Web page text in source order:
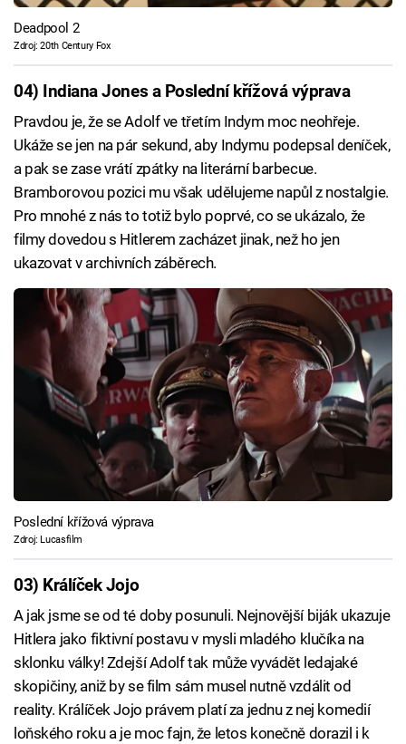
Deadpool 2
Zdroj: 20th Century Fox
04) Indiana Jones a Poslední křížová výprava
Pravdou je, že se Adolf ve třetím Indym moc neohřeje.
Ukáže se jen na pár sekund, aby Indymu podepsal deníček,
a pak se zase vrátí zpátky na literární barbecue.
Bramborovou pozici mu však udělujeme napůl z nostalgie.
Pro mnohé z nás to totiž bylo poprvé, co se ukázalo, že
filmy dovedou s Hitlerem zacházet jinak, než ho jen
ukazovat v archivních záběrech.
Poslední křížová výprava
Zdroj: Lucasfilm
03) Králíček Jojo
A jak jsme se od té doby posunuli. Nejnovější biják ukazuje
Hitlera jako fiktivní postavu v mysli mladého klučíka na
sklonku války! Zdejší Adolf tak může vyvádět ledajaké
skopičiny, aniž by se film sám musel nutně vzdálit od
reality. Králíček Jojo právem platí za jednu z nej komedií
loňského roku a je moc fajn, že letos konečně dorazil i k